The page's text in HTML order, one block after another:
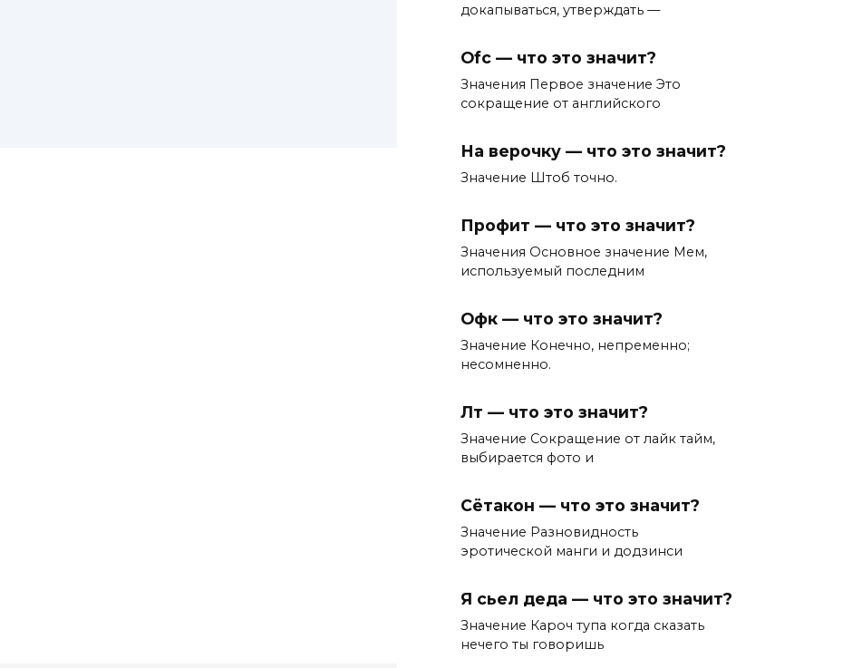
докапываться, утверждать —
Ofc — что это значит?
Значения Первое значение Это
сокращение от английского
На верочку — что это значит?
Значение Штоб точно.
Профит — что это значит?
Значения Основное значение Мем,
используемый последним
Офк — что это значит?
Значение Конечно, непременно;
несомненно.
Лт — что это значит?
Значение Сокращение от лайк тайм,
выбирается фото и
Сётакон — что это значит?
Значение Разновидность
эротической манги и додзинси
Я сьел деда — что это значит?
Значение Кароч тупа когда сказать
нечего ты говоришь